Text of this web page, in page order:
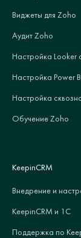
Виджеты для Zoho
Аудит Zoho
Настройка Looker
Настройка Power
Настройка
Обучение Zoho
KeepinCRM
Внедрение и
KeepinCRM и 1С
Поддержка по